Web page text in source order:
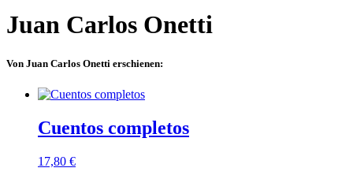
Juan Carlos Onetti
Von Juan Carlos Onetti erschienen:
Cuentos completos
17,80 €